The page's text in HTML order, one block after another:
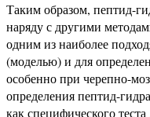
Таким образом, пептид-
наряду с другими
одним из наиболее
(моделью) и для
особенно при черепно-
определения пептид-
как специфического